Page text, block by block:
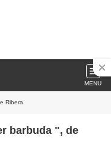
MENU
Ribera.
barbuda ", de